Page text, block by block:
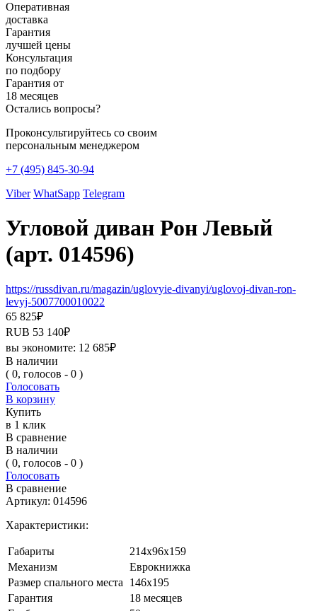
Оперативная
доставка
Гарантия
лучшей цены
Консультация
по подбору
Гарантия от
18 месяцев
Остались вопросы?
Проконсультируйтесь со своим
персональным менеджером
+7 (495) 845-30-94
Viber WhatSapp Telegram
Угловой диван Рон Левый
(арт. 014596)
https://russdivan.ru/magazin/uglovyie-divanyi/uglovoj-divan-ron-
levyj-5007700010022
65 825₽
RUB 53 140₽
вы экономите: 12 685₽
В наличии
( 0, голосов - 0 )
Голосовать
В корзину
Купить
в 1 клик
В сравнение
В наличии
( 0, голосов - 0 )
Голосовать
В сравнение
Артикул: 014596
Характеристики:
Габариты
214х96х159
Механизм
Еврокнижка
Размер спального места
146х195
Гарантия
18 месяцев